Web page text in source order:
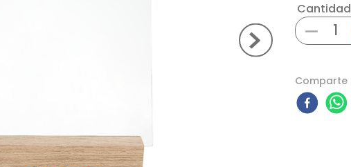
Cantidad
－
Comparte